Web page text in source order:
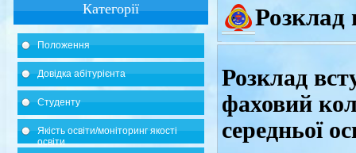
Категорії
Положення
Довідка абітурієнта
Студенту
Якість освіти/моніторинг якості
освіти
Розклад
Розклад
фаховий
середньої